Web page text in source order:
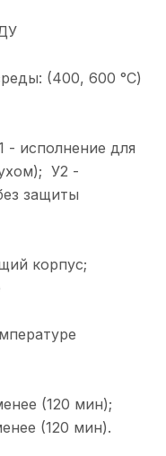
(400, 600 °С)
- исполнение для
У2 -
защиты
корпус;
(120 мин);
(120 мин).